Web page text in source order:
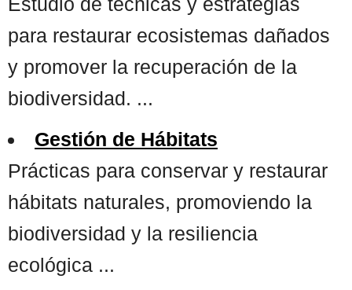
para restaurar ecosistemas dañados
y promover la recuperación de la
biodiversidad. ...
Gestión de Hábitats
Prácticas para conservar y restaurar
hábitats naturales, promoviendo la
biodiversidad y la resiliencia
ecológica ...